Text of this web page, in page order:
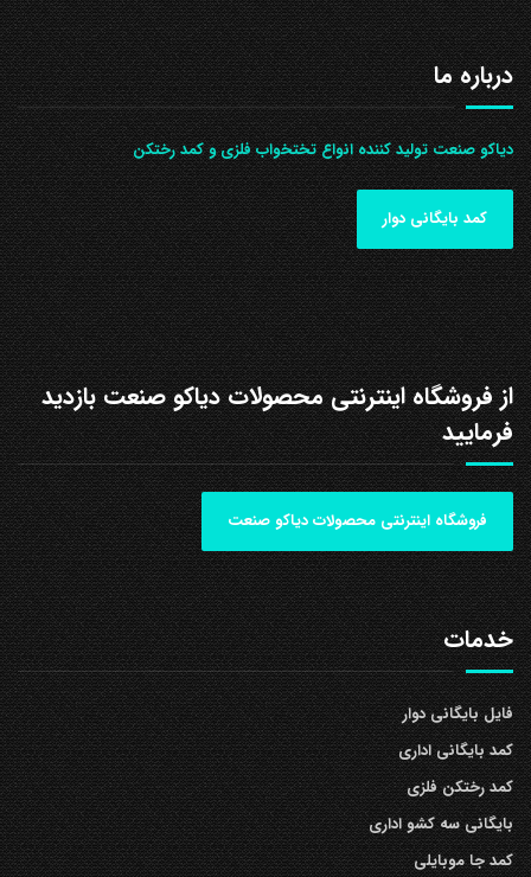
درباره ما
دیاکو صنعت تولید کننده انواع تختخواب فلزی و کمد رختکن
کمد بایگانی دوار
از فروشگاه اینترنتی محصولات دیاکو صنعت بازدید
فرمایید
فروشگاه اینترنتی محصولات دیاکو صنعت
خدمات
فایل بایگانی دوار
کمد بایگانی اداری
کمد رختکن فلزی
بایگانی سه کشو اداری
کمد جا موبایلی